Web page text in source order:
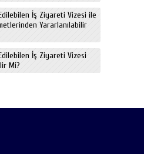
İş Ziyareti Vizesi ile
Yararlanılabilir
İş Ziyareti Vizesi
Mi?